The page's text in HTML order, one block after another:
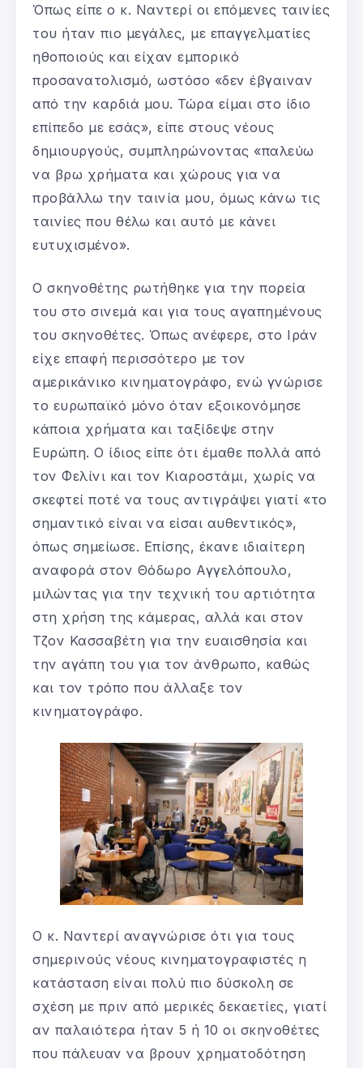
Όπως είπε ο κ. Ναντερί οι επόμενες ταινίες
του ήταν πιο μεγάλες, με επαγγελματίες
ηθοποιούς και είχαν εμπορικό
προσανατολισμό, ωστόσο «δεν έβγαιναν
από την καρδιά μου. Τώρα είμαι στο ίδιο
επίπεδο με εσάς», είπε στους νέους
δημιουργούς, συμπληρώνοντας «παλεύω
να βρω χρήματα και χώρους για να
προβάλλω την ταινία μου, όμως κάνω τις
ταινίες που θέλω και αυτό με κάνει
ευτυχισμένο».
Ο σκηνοθέτης ρωτήθηκε για την πορεία
του στο σινεμά και για τους αγαπημένους
του σκηνοθέτες. Όπως ανέφερε, στο Ιράν
είχε επαφή περισσότερο με τον
αμερικάνικο κινηματογράφο, ενώ γνώρισε
το ευρωπαϊκό μόνο όταν εξοικονόμησε
κάποια χρήματα και ταξίδεψε στην
Ευρώπη. Ο ίδιος είπε ότι έμαθε πολλά από
τον Φελίνι και τον Κιαροστάμι, χωρίς να
σκεφτεί ποτέ να τους αντιγράψει γιατί «το
σημαντικό είναι να είσαι αυθεντικός»,
όπως σημείωσε. Επίσης, έκανε ιδιαίτερη
αναφορά στον Θόδωρο Αγγελόπουλο,
μιλώντας για την τεχνική του αρτιότητα
στη χρήση της κάμερας, αλλά και στον
Τζον Κασσαβέτη για την ευαισθησία και
την αγάπη του για τον άνθρωπο, καθώς
και τον τρόπο που άλλαξε τον
κινηματογράφο.
O κ. Ναντερί αναγνώρισε ότι για τους
σημερινούς νέους κινηματογραφιστές η
κατάσταση είναι πολύ πιο δύσκολη σε
σχέση με πριν από μερικές δεκαετίες, γιατί
αν παλαιότερα ήταν 5 ή 10 οι σκηνοθέτες
που πάλευαν να βρουν χρηματοδότηση